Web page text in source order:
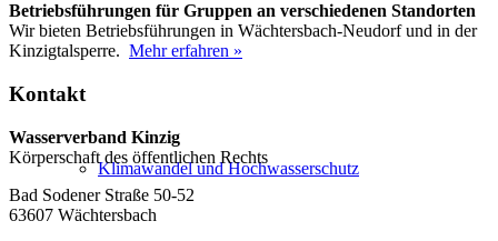
Klimawandel und Hochwasserschutz
Betriebsführungen für Gruppen an verschiedenen Standorten
Wir bieten Betriebsführungen in Wächtersbach-Neudorf und in der
Kinzigtalsperre. Mehr erfahren »
Kontakt
Wasserverband Kinzig
Körperschaft des öffentlichen Rechts
Bad Sodener Straße 50-52
63607 Wächtersbach